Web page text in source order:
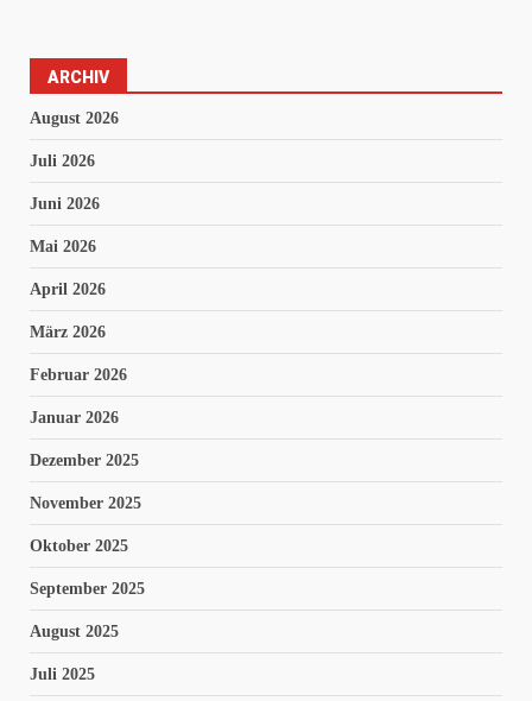
ARCHIV
August 2026
Juli 2026
Juni 2026
Mai 2026
April 2026
März 2026
Februar 2026
Januar 2026
Dezember 2025
November 2025
Oktober 2025
September 2025
August 2025
Juli 2025